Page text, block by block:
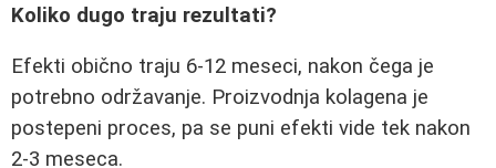
Koliko dugo traju rezultati?
Efekti obično traju 6-12 meseci, nakon čega je
potrebno održavanje. Proizvodnja kolagena je
postepeni proces, pa se puni efekti vide tek nakon
2-3 meseca.